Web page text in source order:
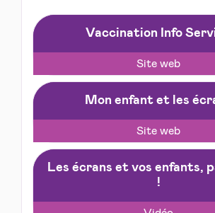
Vaccination Info
Site web
Mon enfant et les
Site web
Les écrans et vos enfants,
!